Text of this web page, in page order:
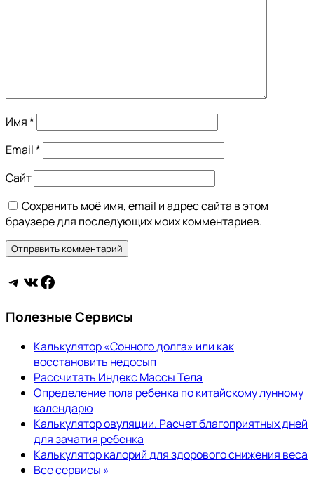
Имя*
Email*
Сайт
Сохранить моё имя, email и адрес сайта в этом
браузере для последующих моих комментариев.
Telegram
https://vk.ru/bienhealth
Facebook
Полезные Сервисы
Калькулятор «Сонного долга» или как
восстановить недосып
Рассчитать Индекс Массы Тела
Определение пола ребенка по китайскому лунному
календарю
Калькулятор овуляции. Расчет благоприятных дней
для зачатия ребенка
Калькулятор калорий для здорового снижения веса
Все сервисы »